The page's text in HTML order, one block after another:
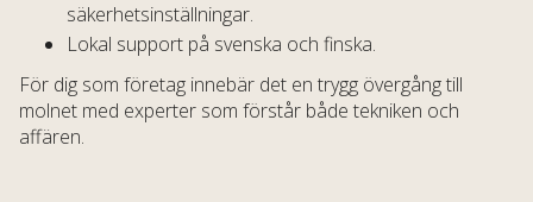
säkerhetsinställningar.
Lokal support på svenska och finska.
För dig som företag innebär det en trygg övergång till
molnet med experter som förstår både tekniken och
affären.